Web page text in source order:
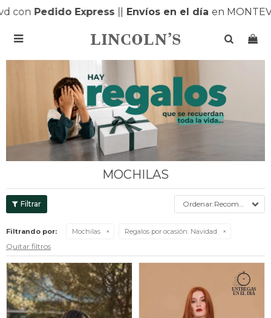
Pedido Express||Envíos en el díaen

MOCHILAS
Recomendados
Filtrando por: Mochilas Regalos por ocasión: Navidad
Quitar filtros